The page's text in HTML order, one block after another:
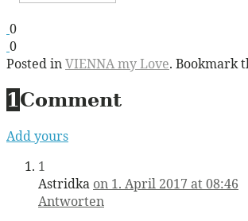
0
0
Posted inVIENNA my Love. Bookmark
1 Comment
Add yours
1
Astridka on 1. April 2017 at 08:46
Antworten